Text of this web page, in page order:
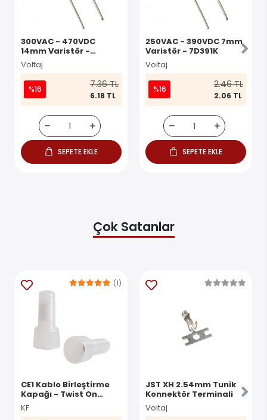
300VAC - 470VDC
14mm Varistör -
14D471K
Voltaj
%16 7.36 TL
6.18 TL
SEPETE EKLE
250VAC - 390VDC 7mm
Varistör - 7D391K
Voltaj
%16 2.46 TL
2.06 TL
SEPETE EKLE
Çok Satanlar
CE1 Kablo Birleştirme
Kapağı - Twist On
Konnektör
KF
(1)
JST XH 2.54mm Tunik
Konnektör Terminali
Voltaj